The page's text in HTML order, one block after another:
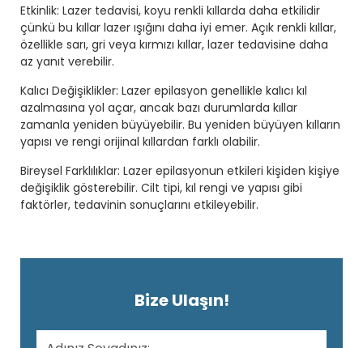
Etkinlik: Lazer tedavisi, koyu renkli kıllarda daha etkilidir
çünkü bu kıllar lazer ışığını daha iyi emer. Açık renkli kıllar,
özellikle sarı, gri veya kırmızı kıllar, lazer tedavisine daha
az yanıt verebilir.
Kalıcı Değişiklikler: Lazer epilasyon genellikle kalıcı kıl
azalmasına yol açar, ancak bazı durumlarda kıllar
zamanla yeniden büyüyebilir. Bu yeniden büyüyen kılların
yapısı ve rengi orijinal kıllardan farklı olabilir.
Bireysel Farklılıklar: Lazer epilasyonun etkileri kişiden kişiye
değişiklik gösterebilir. Cilt tipi, kıl rengi ve yapısı gibi
faktörler, tedavinin sonuçlarını etkileyebilir.
Bize Ulaşın!